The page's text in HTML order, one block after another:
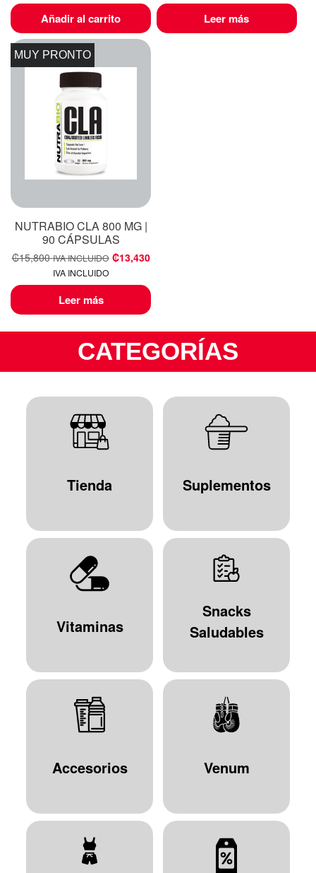
Añadir al carrito Leer más
MUY PRONTO
NUTRABIO CLA 800 MG |
90 CÁPSULAS
₡15,800 IVA INCLUIDO ₡13,430
IVA INCLUIDO
Leer más
CATEGORÍAS
Tienda Suplementos
Vitaminas
Snacks
Saludables
Accesorios Venum